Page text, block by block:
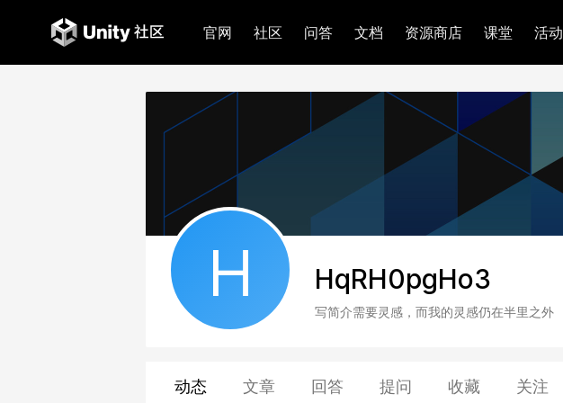
官网 社区 问答 文档 资源商店 课堂 活动
H HqRH0pgHo3
写简介需要灵感，而我的灵感仍在半里之外
动态 文章 回答 提问 收藏 关注